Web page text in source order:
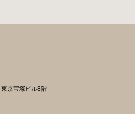
いてあります） 東京メトロ半蔵門
・三田線神保町駅から徒歩7分 大
転車保管場所 住所 千代田区大手町
話 050-2018-6466（千代田区自転
ルセンター） 最寄駅 東京メトロ半蔵
出口 返還の際に必要な書類 返還
自転車の鍵 身分証明証 千代田区HP
輪場 利用方法 利用登録申請書の提出
利用登録申請書（PDF：
と必要書類を環境まちづくり総務課
申請期間消印有効）または、期間
ちづくり総務課（区役所5階5B窓
・各出張所の受付時間）。電話・
ールでは申請できません。 利用料
京宝塚ビル8階